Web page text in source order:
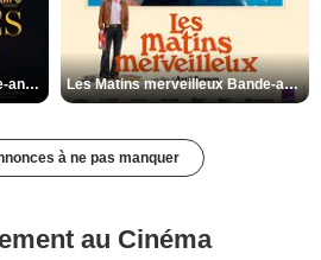
Les Silences de Riyad Bande-annonce VO STFR Les Matins merveilleux Bande-annonce VF
à ne pas manquer
au Cinéma